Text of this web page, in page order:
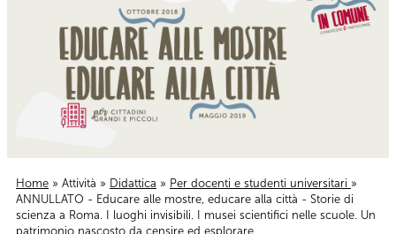
Tu sei qui
Home » Attività » Didattica » Per docenti e studenti universitari »
ANNULLATO - Educare alle mostre, educare alla città - Storie di
scienza a Roma. I luoghi invisibili. I musei scientifici nelle scuole. Un
patrimonio nascosto da censire ed esplorare